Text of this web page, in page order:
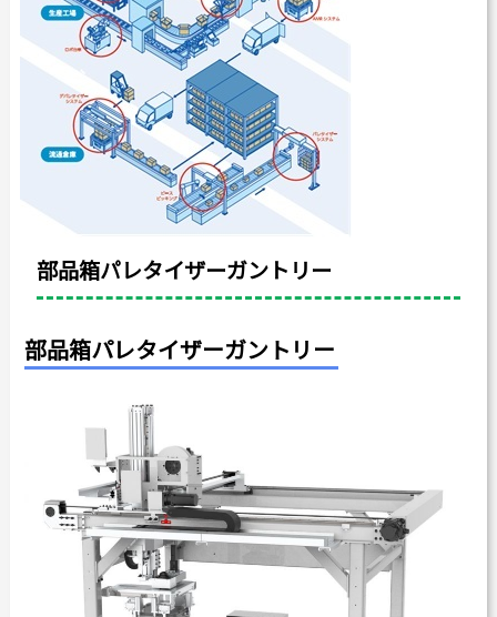
部品箱パレタイザーガントリー
部品箱パレタイザーガントリー
カタログダウンロード
よくある質問
採用情報
お問い合わせ
Japanese English
Thai Chinese